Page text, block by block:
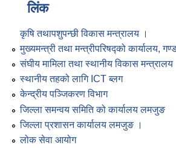
लिंक
कृषि तथापशुपन्छी विकास मन्त्रालय ।
मुख्यमन्त्री तथा मन्त्रीपरिषद्को कार्यालय,
संघीय मामिला तथा स्थानीय विकास मन्त्रालय
स्थानीय तहको लागि ICT ब्लग
केन्द्रीय पञ्जिकरण विभाग
जिल्ला समन्वय समिति को कार्यालय लमजुङ
जिल्ला प्रशासन कार्यालय लमजुङ ।
लोक सेवा आयोग